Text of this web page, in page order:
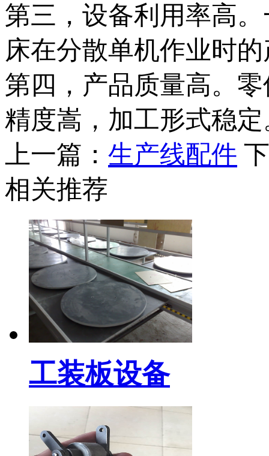
第三，设备利用率高
床在分散单机作业时
第四，产品质量高。
精度嵩，加工形式稳定
上一篇： 生产线配件
相关推荐
工装板设备